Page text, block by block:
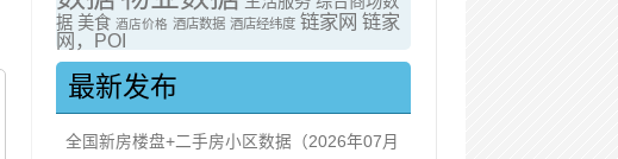
据 美食 酒店价格 酒店数据 酒店经纬度 链家网 链家
网，POI
最新发布
全国新房楼盘+二手房小区数据（2026年07月